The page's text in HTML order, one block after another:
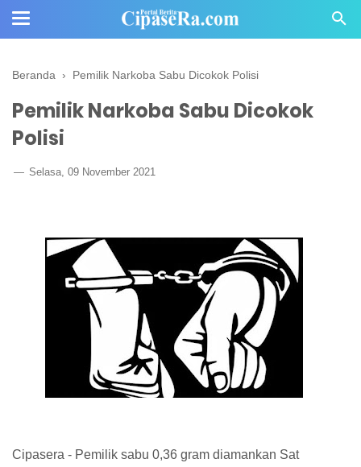
Beranda › Pemilik Narkoba Sabu Dicokok Polisi
Pemilik Narkoba Sabu Dicokok
Polisi
Selasa, 09 November 2021
Cipasera - Pemilik sabu 0,36 gram diamankan Sat